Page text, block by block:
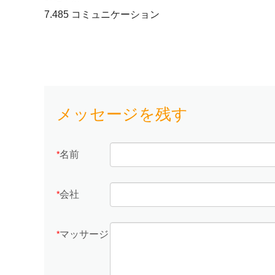
7.485 コミュニケーション
メッセージを残す
*名前
*会社
*マッサージ